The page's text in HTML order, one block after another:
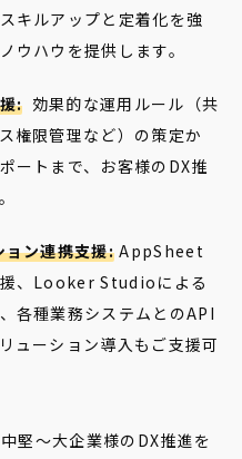
キルアップと定着化を強
ウハウを提供します。
: 効果的な運用ルール（共
権限管理など）の策定か
ートまで、お客様のDX推
ョン連携支援: AppSheet
、Looker Studioによる
各種業務システムとのAPI
ューション導入もご支援可
堅〜大企業様のDX推進を